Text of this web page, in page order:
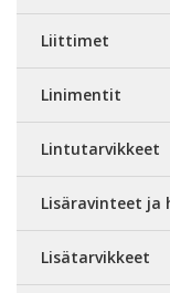
Liittimet
Linimentit
Lintutarvikkeet
Lisäravinteet
Lisätarvikkeet